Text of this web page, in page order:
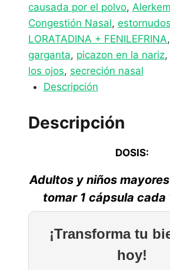
causada por el polvo,
Congestión Nasal, estornudos
LORATADINA + FENILEFRINA,
garganta, picazon en la nariz,
los ojos, secreción nasal
Descripción
Descripción
DOSIS:
Adultos y niños
tomar 1 cápsula cada
¡Transforma tu
hoy!